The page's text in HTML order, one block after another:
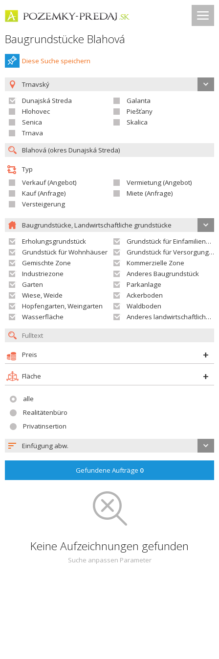
Baugrundstücke Blahová
Diese Suche speichern
Trnavský
Dunajská Streda
Galanta
Hlohovec
Piešťany
Senica
Skalica
Trnava
Typ
Verkauf (Angebot)
Vermietung (Angebot)
Kauf (Anfrage)
Miete (Anfrage)
Versteigerung
Baugrundstücke, Landwirtschaftliche grundstücke
Erholungsgrundstück
Grundstück für Einfamilienhäuser
Grundstück für Wohnhäuser
Grundstück für Versorgungseinrichtungen
Gemischte Zone
Kommerzielle Zone
Industriezone
Anderes Baugrundstück
Garten
Parkanlage
Wiese, Weide
Ackerboden
Hopfengarten, Weingarten
Waldboden
Wasserfläche
Anderes landwirtschaftliches Grundstück
Preis
Fläche
alle
Realitätenbüro
Privatinsertion
Einfügung abw.
Gefundene Aufträge 0
Keine Aufzeichnungen gefunden
Suche anpassen Parameter